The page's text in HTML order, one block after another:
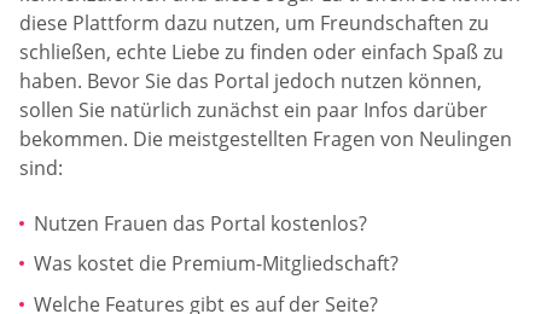
diese Plattform dazu nutzen, um Freundschaften zu
schließen, echte Liebe zu finden oder einfach Spaß zu
haben. Bevor Sie das Portal jedoch nutzen können,
sollen Sie natürlich zunächst ein paar Infos darüber
bekommen. Die meistgestellten Fragen von Neulingen
sind:
Nutzen Frauen das Portal kostenlos?
Was kostet die Premium-Mitgliedschaft?
Welche Features gibt es auf der Seite?